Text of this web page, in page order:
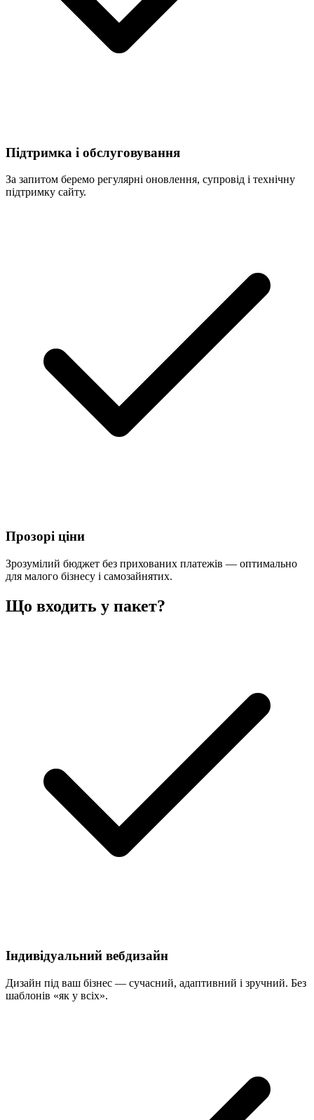
Підтримка і обслуговування
За запитом беремо регулярні оновлення, супровід і технічну
підтримку сайту.
Прозорі ціни
Зрозумілий бюджет без прихованих платежів — оптимально
для малого бізнесу і самозайнятих.
Що входить у пакет?
Індивідуальний вебдизайн
Дизайн під ваш бізнес — сучасний, адаптивний і зручний. Без
шаблонів «як у всіх».